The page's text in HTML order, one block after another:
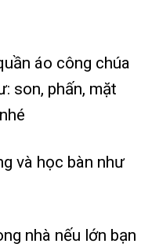
áo công chúa
son, phấn, mặt
và học bàn như
nhà nếu lớn bạn